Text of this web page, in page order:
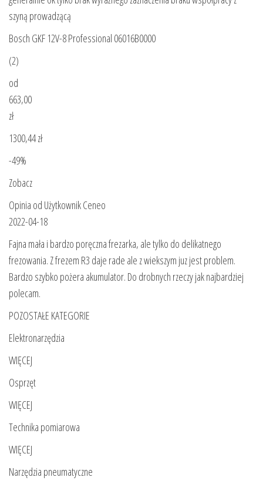
szyną prowadzącą
Bosch GKF 12V-8 Professional 06016B0000
(2)
od
663,00
zł
1300,44 zł
-49%
Zobacz
Opinia od Użytkownik Ceneo
2022-04-18
Fajna mała i bardzo poręczna frezarka, ale tylko do delikatnego
frezowania. Z frezem R3 daje rade ale z wiekszym juz jest problem.
Bardzo szybko pożera akumulator. Do drobnych rzeczy jak najbardziej
polecam.
POZOSTAŁE KATEGORIE
Elektronarzędzia
WIĘCEJ
Osprzęt
WIĘCEJ
Technika pomiarowa
WIĘCEJ
Narzędzia pneumatyczne